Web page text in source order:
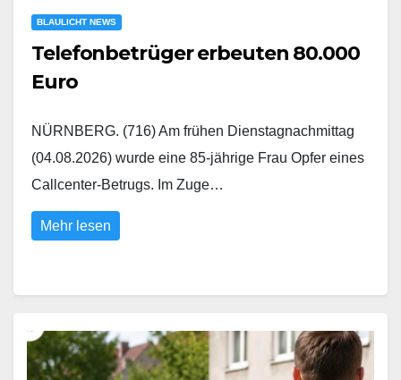
BLAULICHT NEWS
Telefonbetrüger erbeuten 80.000
Euro
NÜRNBERG. (716) Am frühen Dienstagnachmittag
(04.08.2026) wurde eine 85-jährige Frau Opfer eines
Callcenter-Betrugs. Im Zuge…
Mehr lesen